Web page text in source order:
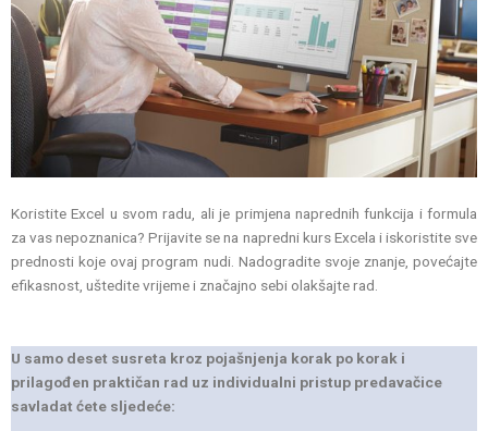
Koristite Excel u svom radu, ali je primjena naprednih funkcija i formula
za vas nepoznanica? Prijavite se na napredni kurs Excela i iskoristite sve
prednosti koje ovaj program nudi. Nadogradite svoje znanje, povećajte
efikasnost, uštedite vrijeme i značajno sebi olakšajte rad.
U samo deset susreta kroz pojašnjenja korak po korak i
prilagođen praktičan rad uz individualni pristup predavačice
savladat ćete sljedeće: